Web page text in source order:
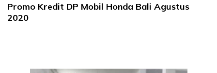
Promo Kredit DP Mobil Honda Bali Agustus
2020